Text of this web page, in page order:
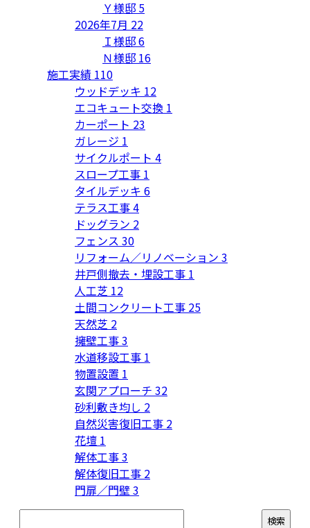
Ｙ様邸 5
2026年7月 22
Ｉ様邸6
Ｎ様邸 16
施工実績 110
ウッドデッキ 12
エコキュート交換 1
カーポート 23
ガレージ 1
サイクルポート 4
スロープ工事 1
タイルデッキ 6
テラス工事4
ドッグラン 2
フェンス 30
リフォーム／リノベーション 3
井戸側撤去・埋設工事 1
人工芝 12
土間コンクリート工事 25
天然芝 2
擁壁工事3
水道移設工事 1
物置設置 1
玄関アプローチ 32
砂利敷き均し 2
自然災害復旧工事 2
花壇 1
解体工事3
解体復旧工事 2
門扉／門壁3